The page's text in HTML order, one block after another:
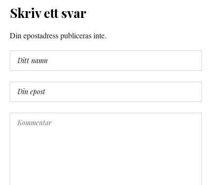
Skriv ett svar
Din epostadress publiceras inte.